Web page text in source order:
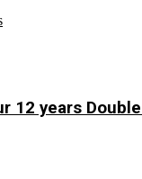
12 years